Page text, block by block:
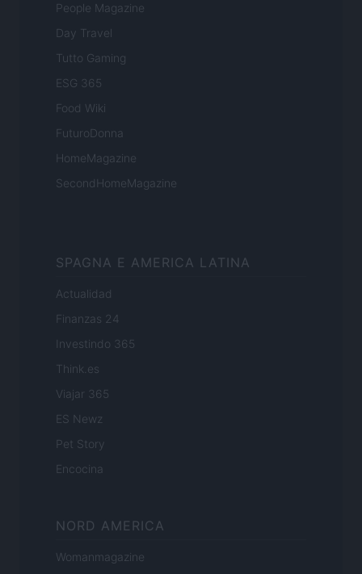
People Magazine
Day Travel
Tutto Gaming
ESG 365
Food Wiki
FuturoDonna
HomeMagazine
SecondHomeMagazine
SPAGNA E AMERICA LATINA
Actualidad
Finanzas 24
Investindo 365
Think.es
Viajar 365
ES Newz
Pet Story
Encocina
NORD AMERICA
Womanmagazine